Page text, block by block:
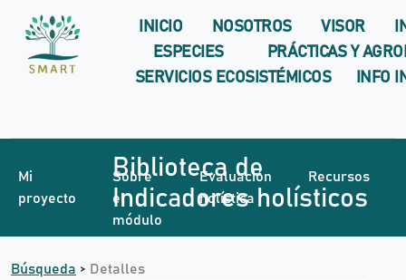
INICIO NOSOTROS VISOR
ESPECIES
PRÁCTICAS Y
SERVICIOS ECOSISTÉMICOS
INFO
Biblioteca de
Indicadores holísticos
Mi
proyecto
Sobre
el
módulo
Evaluación
holística
Recursos
Búsqueda > Detalles